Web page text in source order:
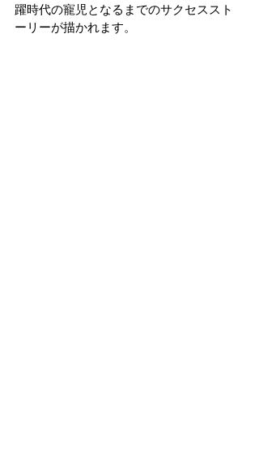
躍時代の寵児となるまでのサクセススト
ーリーが描かれます。